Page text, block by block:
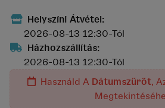
Helyszíni Átvétel:
2026-08-13 12:30-Tól
Házhozszállítás:
2026-08-13 12:30-Tól
Használd A Dátumszűrőt,